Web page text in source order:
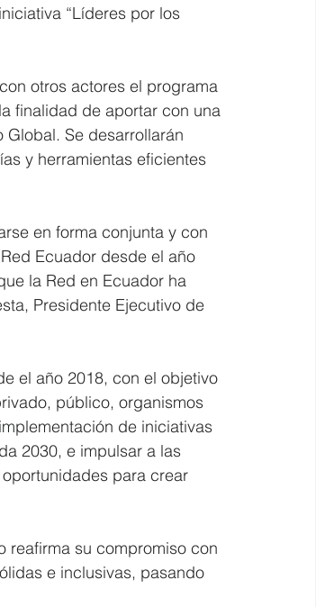
“Líderes por los
otros actores el programa
finalidad de aportar con una
Se desarrollarán
y herramientas eficientes
en forma conjunta y con
Ecuador desde el año
la Red en Ecuador ha
Presidente Ejecutivo de
el año 2018, con el objetivo
público, organismos
de iniciativas
2030, e impulsar a las
para crear
reafirma su compromiso con
e inclusivas, pasando